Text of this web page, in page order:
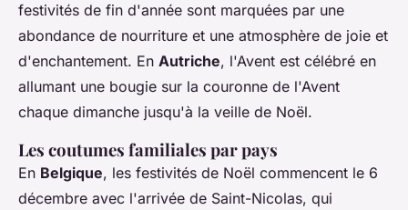
festivités de fin d'année sont marquées par une
abondance de nourriture et une atmosphère de joie et
d'enchantement. En Autriche, l'Avent est célébré en
allumant une bougie sur la couronne de l'Avent
chaque dimanche jusqu'à la veille de Noël.
Les coutumes familiales par pays
En Belgique, les festivités de Noël commencent le 6
décembre avec l'arrivée de Saint-Nicolas, qui